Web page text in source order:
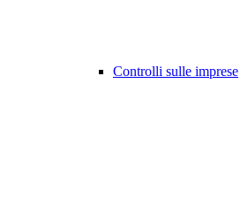
Controlli sulle imprese